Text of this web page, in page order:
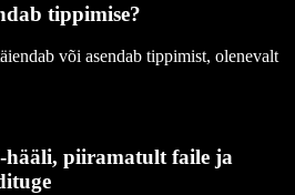
tippimise?
või asendab tippimist, olenevalt
hääli, piiramatult faile ja